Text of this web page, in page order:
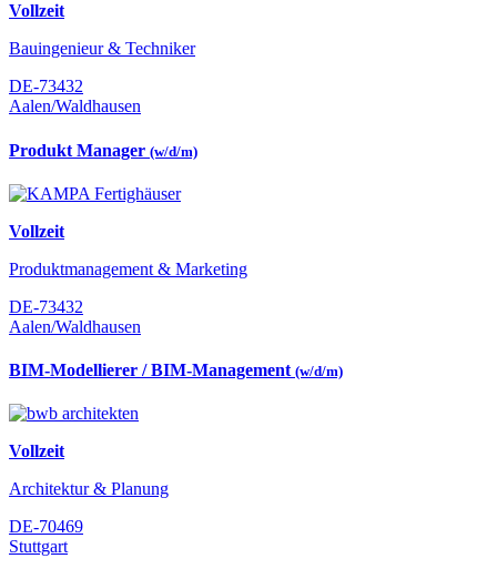
Vollzeit
Bauingenieur & Techniker
DE-73432
Aalen/Waldhausen
Produkt Manager (w/d/m)
Vollzeit
Produktmanagement & Marketing
DE-73432
Aalen/Waldhausen
BIM-Modellierer / BIM-Management (w/d/m)
Vollzeit
Architektur & Planung
DE-70469
Stuttgart